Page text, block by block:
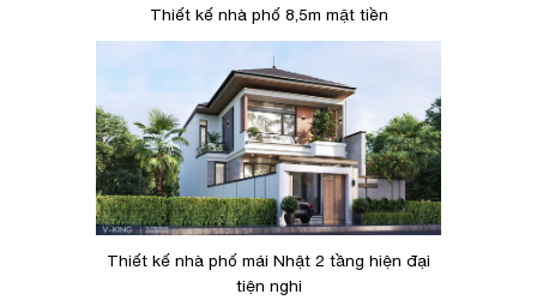
Thiết kế nhà phố 8,5m mặt tiền
Thiết kế nhà phố mái Nhật 2 tầng hiện đại
tiện nghi